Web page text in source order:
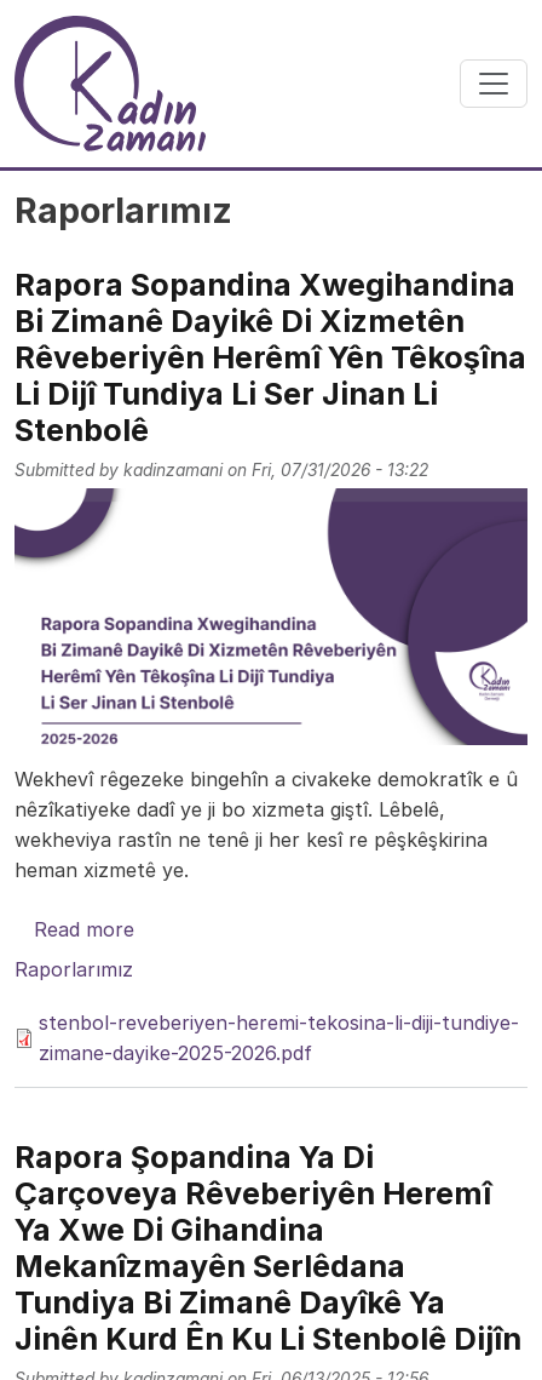
Skip to main content
Raporlarımız
Rapora Sopandina Xwegihandina
Bi Zimanê Dayikê Di Xizmetên
Rêveberiyên Herêmî Yên Têkoşîna
Li Dijî Tundiya Li Ser Jinan Li
Stenbolê
Submitted by kadinzamani on Fri, 07/31/2026 - 13:22
Wekhevî rêgezeke bingehîn a civakeke demokratîk e û
nêzîkatiyeke dadî ye ji bo xizmeta giştî. Lêbelê,
wekheviya rastîn ne tenê ji her kesî re pêşkêşkirina
heman xizmetê ye.
Read moreabout Rapora Sopandina Xwegihandina Bi
Raporlarımız
stenbol-reveberiyen-heremi-tekosina-li-diji-tundiye-
zimane-dayike-2025-2026.pdf
Rapora Şopandina Ya Di
Çarçoveya Rêveberiyên Heremî
Ya Xwe Di Gihandina
Mekanîzmayên Serlêdana
Tundiya Bi Zimanê Dayîkê Ya
Jinên Kurd Ên Ku Li Stenbolê Dijîn